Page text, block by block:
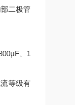
二极管
、1
等级有